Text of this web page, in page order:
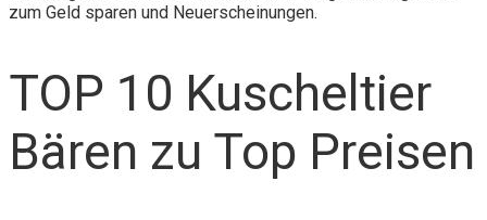
zum Geld sparen und Neuerscheinungen.
TOP 10 Kuscheltier
Bären zu Top Preisen